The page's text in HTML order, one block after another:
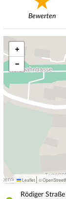
Bewerten
+
−
Leaflet | ©
Rödiger Straße